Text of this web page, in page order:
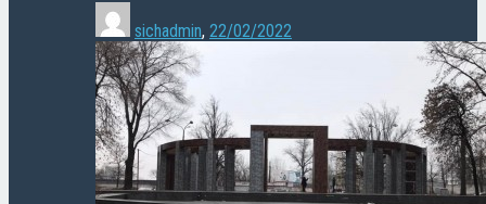
sichadmin, 22/02/2022